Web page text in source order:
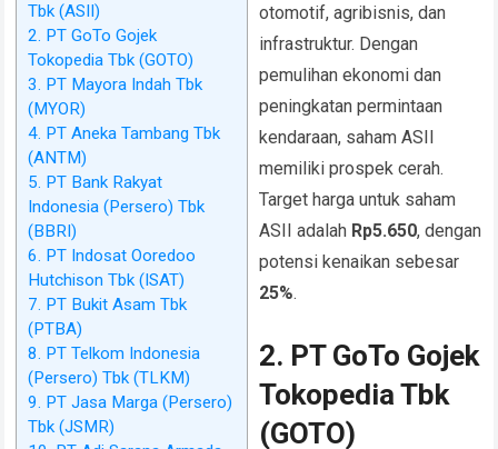
Tbk (ASII)
2. PT GoTo Gojek
Tokopedia Tbk (GOTO)
3. PT Mayora Indah Tbk
(MYOR)
4. PT Aneka Tambang Tbk
(ANTM)
5. PT Bank Rakyat
Indonesia (Persero) Tbk
(BBRI)
6. PT Indosat Ooredoo
Hutchison Tbk (ISAT)
7. PT Bukit Asam Tbk
(PTBA)
8. PT Telkom Indonesia
(Persero) Tbk (TLKM)
9. PT Jasa Marga (Persero)
Tbk (JSMR)
otomotif, agribisnis, dan
infrastruktur. Dengan
pemulihan ekonomi dan
peningkatan permintaan
kendaraan, saham ASII
memiliki prospek cerah.
Target harga untuk saham
ASII adalah Rp5.650, dengan
potensi kenaikan sebesar
25%.
2. PT GoTo Gojek
Tokopedia Tbk
(GOTO)